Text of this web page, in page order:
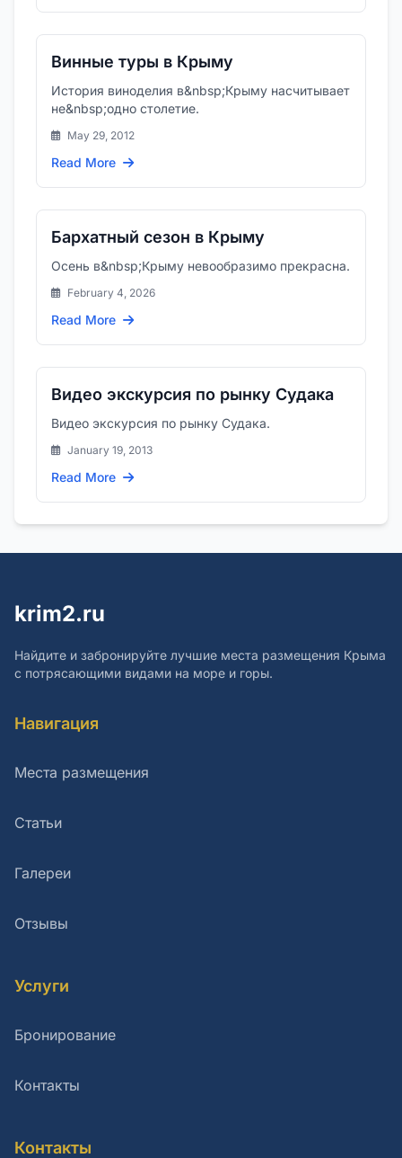
Винные туры в Крыму
История виноделия в&nbsp;Крыму насчитывает
не&nbsp;одно столетие.
May 29, 2012
Read More
Бархатный сезон в Крыму
Осень в&nbsp;Крыму невообразимо прекрасна.
February 4, 2026
Read More
Видео экскурсия по рынку Судака
Видео экскурсия по рынку Судака.
January 19, 2013
Read More
krim2.ru
Найдите и забронируйте лучшие места размещения Крыма
с потрясающими видами на море и горы.
Навигация
Места размещения
Статьи
Галереи
Отзывы
Услуги
Бронирование
Контакты
Контакты